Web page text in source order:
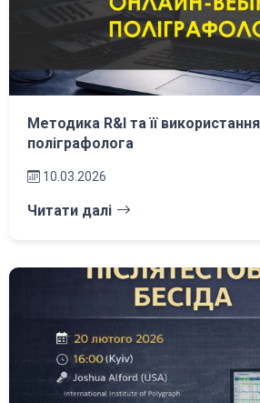
Методика R&I та її
поліграфолога
10.03.2026
Читати далі